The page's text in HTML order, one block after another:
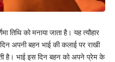
तिथि को मनाया जाता है। यह त्यौहार
अपनी बहन भाई की कलाई पर राखी
है। भाई इस दिन बहन को अपने प्रेम के